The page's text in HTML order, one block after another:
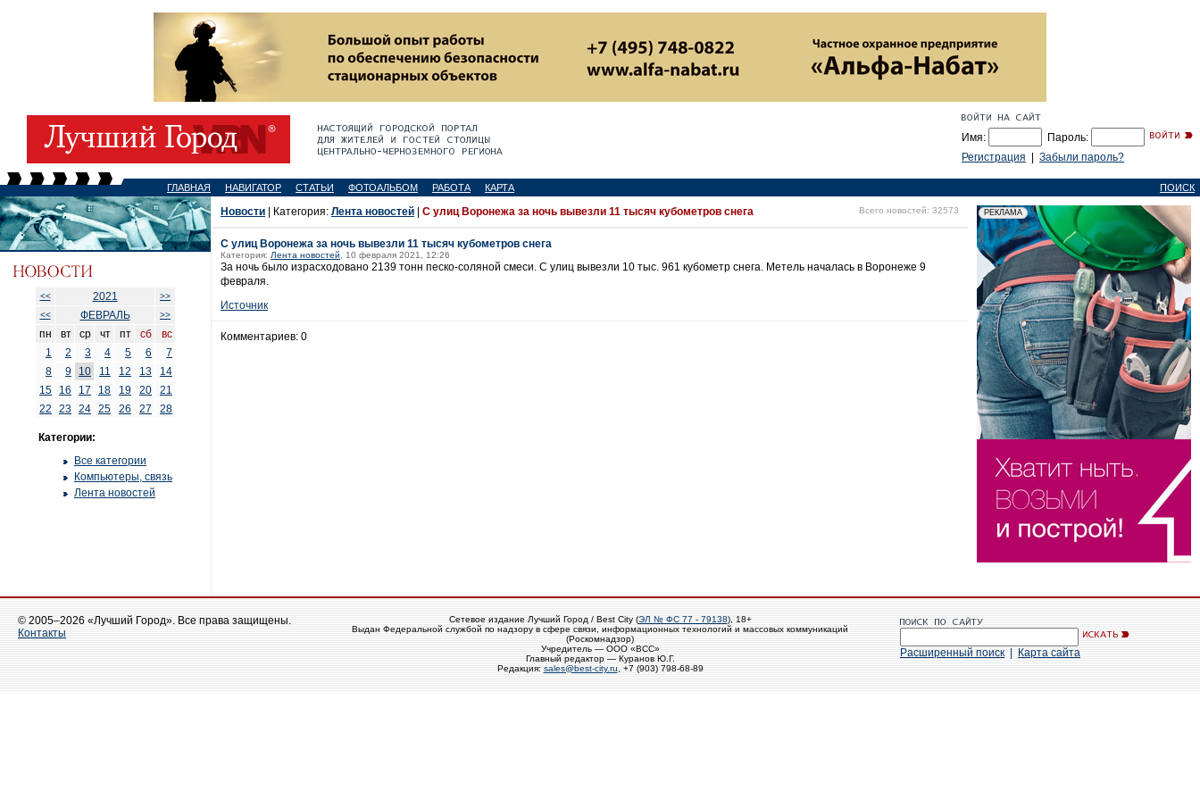
Имя:
Пароль:
Регистрация
Забыли пароль?
ГЛАВНАЯ НАВИГАТОР СТАТЬИ ФОТОАЛЬБОМ РАБОТА КАРТА ПОИСК
<< 2021
>>
<<
ФЕВРАЛЬ >>
пн вт ср чт пт сб
вс
1
2 3 4 5 6
7
8
9 10 11 12 13
14
15
16 17 18 19 20
21
22
23 24 25 26 27 28
Категории:
Все категории
Компьютеры, связь
Лента новостей
Новости | Категория: Лента новостей С улиц Воронежа за ночь вывезли 11 тысяч кубометров снега Всего новостей: 32573
С улиц Воронежа за ночь вывезли 11 тысяч кубометров снега
Категория: Лента новостей , 10 февраля 2021, 12:26
За ночь было израсходовано 2139 тонн песко-соляной смеси. С улиц вывезли 10 тыс. 961 кубометр снега. Метель началась в Воронеже 9
февраля.
Источник
Комментариев: 0
© 2005–2026 «Лучший Город». Все права защищены.
Контакты
Сетевое издание Лучший Город / Best City (ЭЛ № ФС 77 - 79138), 18+
Выдан Федеральной службой по надзору в сфере связи, информационных технологий и массовых коммуникаций
(Роскомнадзор)
Учредитель — ООО «ВСС»
Главный редактор — Куранов Ю.Г.
Редакция: sales@best-city.ru , +7 (903) 798-68-89
Расширенный поиск Карта сайта